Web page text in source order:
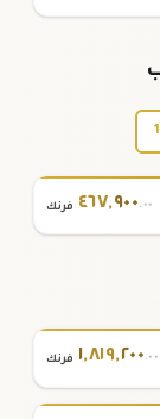
٤٦٧,٩٠٠.٠٠ فرنك
١,٨١٩,٢٠٠.٠٠ فرنك